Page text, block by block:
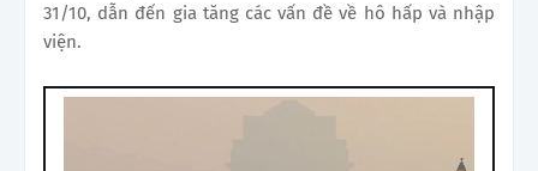
31/10, dẫn đến gia tăng các vấn đề về hô hấp và nhập
viện.